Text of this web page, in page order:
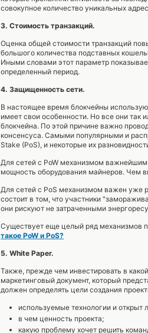
совокупное количество уникальных
3. Стоимость транзакций.
Оценка общей стоимости транзакций
большого количества подставных
Иными словами этот параметр
определенный период.
4. Защищенность сети.
В настоящее время блокчейны
имеет свои особенности. Но все они
блокчейна. По этой причине важно
консенсуса. Самыми популярными и
Stake (PoS), и некоторые их
Для сетей с PoW механизмом
мощность оборудования майнеров. Чем
Для сетей с PoS механизмом важен уже
состоит в том, что участники
они рискуют не затраченными
Существует еще целый ряд механизмов
такое PoW и PoS?
5. White Paper.
Также, прежде чем инвестировать в
маркетинговый документ, который
должен определять цели создания
используемые технологии и открыт
в чем ценность проекта;
какую проблему хочет решить